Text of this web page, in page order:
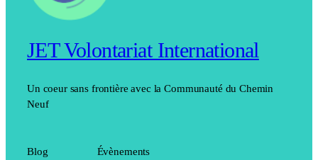
JET Volontariat International
Un coeur sans frontière avec la Communauté du Chemin
Neuf
Blog Évènements